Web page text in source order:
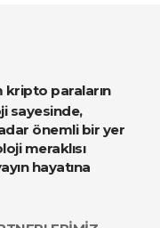
sayesinde,
önemli bir yer
meraklısı
hayatına